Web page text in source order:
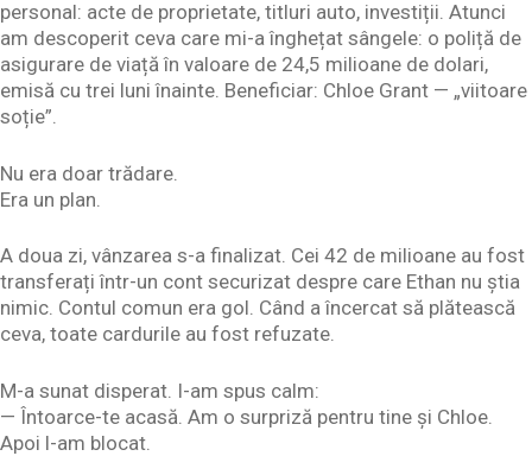
personal: acte de proprietate, titluri auto, investiții. Atunci
am descoperit ceva care mi-a înghețat sângele: o poliță de
asigurare de viață în valoare de 24,5 milioane de dolari,
emisă cu trei luni înainte. Beneficiar: Chloe Grant — „viitoare
soție”.
Nu era doar trădare.
Era un plan.
A doua zi, vânzarea s-a finalizat. Cei 42 de milioane au fost
transferați într-un cont securizat despre care Ethan nu știa
nimic. Contul comun era gol. Când a încercat să plătească
ceva, toate cardurile au fost refuzate.
M-a sunat disperat. I-am spus calm:
— Întoarce-te acasă. Am o surpriză pentru tine și Chloe.
Apoi l-am blocat.